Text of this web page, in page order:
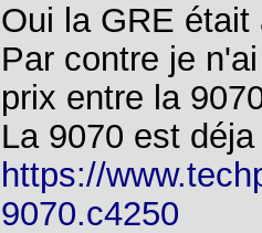
Oui la GRE
Par contre je
prix entre la
La 9070 est
https://
9070.c4250